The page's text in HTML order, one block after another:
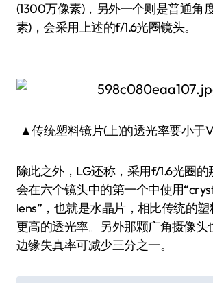
(1300万像素)，另外一个则是普通角
素)，会采用上述的f/1.6光圈镜头。
▲传统塑料镜片(上)的透光率要小于
除此之外，LG还称，采用f/1.6光圈
会在六个镜头中的第一个中使用
lens”，也就是水晶片，相比传统的
更高的透光率。另外那颗广角摄像头
边缘失真率可减少三分之一。